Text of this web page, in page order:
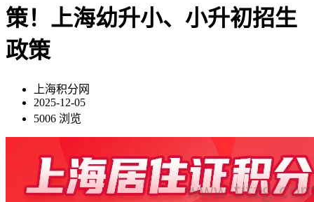
策！上海幼升小、小升初招生
政策
上海积分网
2025-12-05
5006 浏览